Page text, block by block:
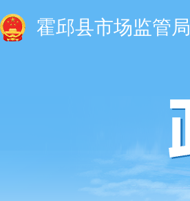
霍邱县市场监管局